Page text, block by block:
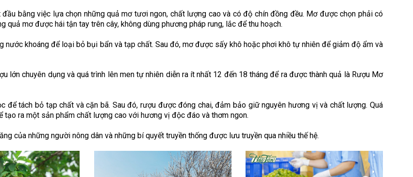
đầu bằng việc lựa chọn những quả mơ tươi ngon, chất lượng cao và có độ chín đồng đều. Mơ được chọn phải có
quả mơ được hái tận tay trên cây, không dùng phương pháp rung, lắc để thu hoạch.
nước khoáng để loại bỏ bụi bẩn và tạp chất. Sau đó, mơ được sấy khô hoặc phơi khô tự nhiên để giảm độ ẩm và
lớn chuyên dụng và quá trình lên men tự nhiên diễn ra ít nhất 12 đến 18 tháng để ra được thành quả là Rượu Mơ
để tách bỏ tạp chất và cặn bã. Sau đó, rượu được đóng chai, đảm bảo giữ nguyên hương vị và chất lượng. Quá
ra một sản phẩm chất lượng cao với hương vị độc đáo và thơm ngon.
của những người nông dân và những bí quyết truyền thống được lưu truyền qua nhiều thế hệ.